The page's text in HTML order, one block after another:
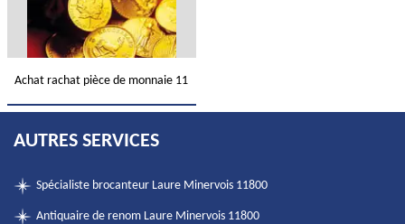
Achat rachat pièce de monnaie 11
AUTRES SERVICES
Spécialiste brocanteur Laure Minervois 11800
Antiquaire de renom Laure Minervois 11800